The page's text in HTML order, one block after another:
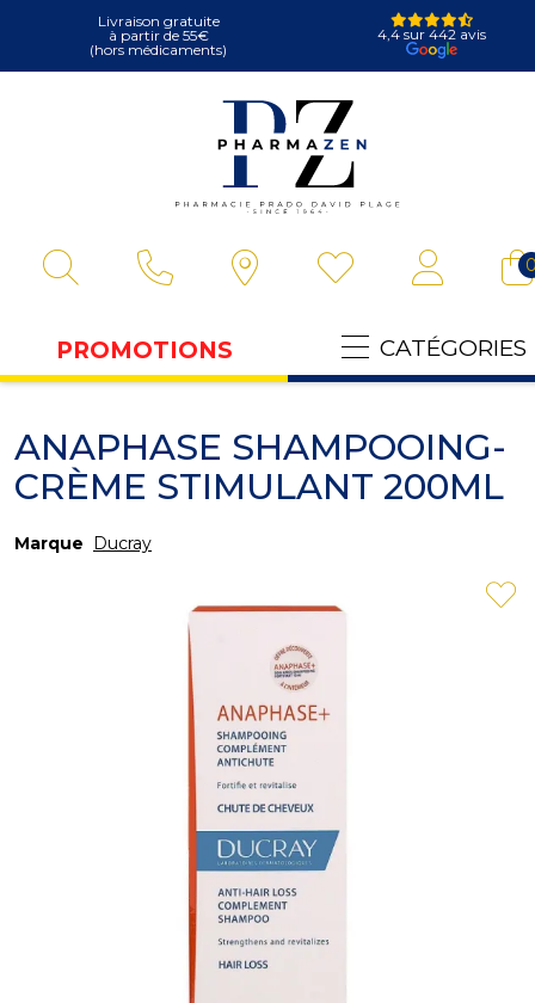
Livraison gratuite
à partir de 55€
(hors médicaments)
4,4 sur 442 avis
PROMOTIONS CATÉGORIES
ANAPHASE SHAMPOOING-
CRÈME STIMULANT 200ML
Marque Ducray